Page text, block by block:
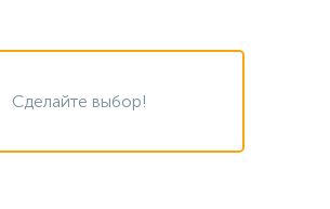
Сделайте выбор!